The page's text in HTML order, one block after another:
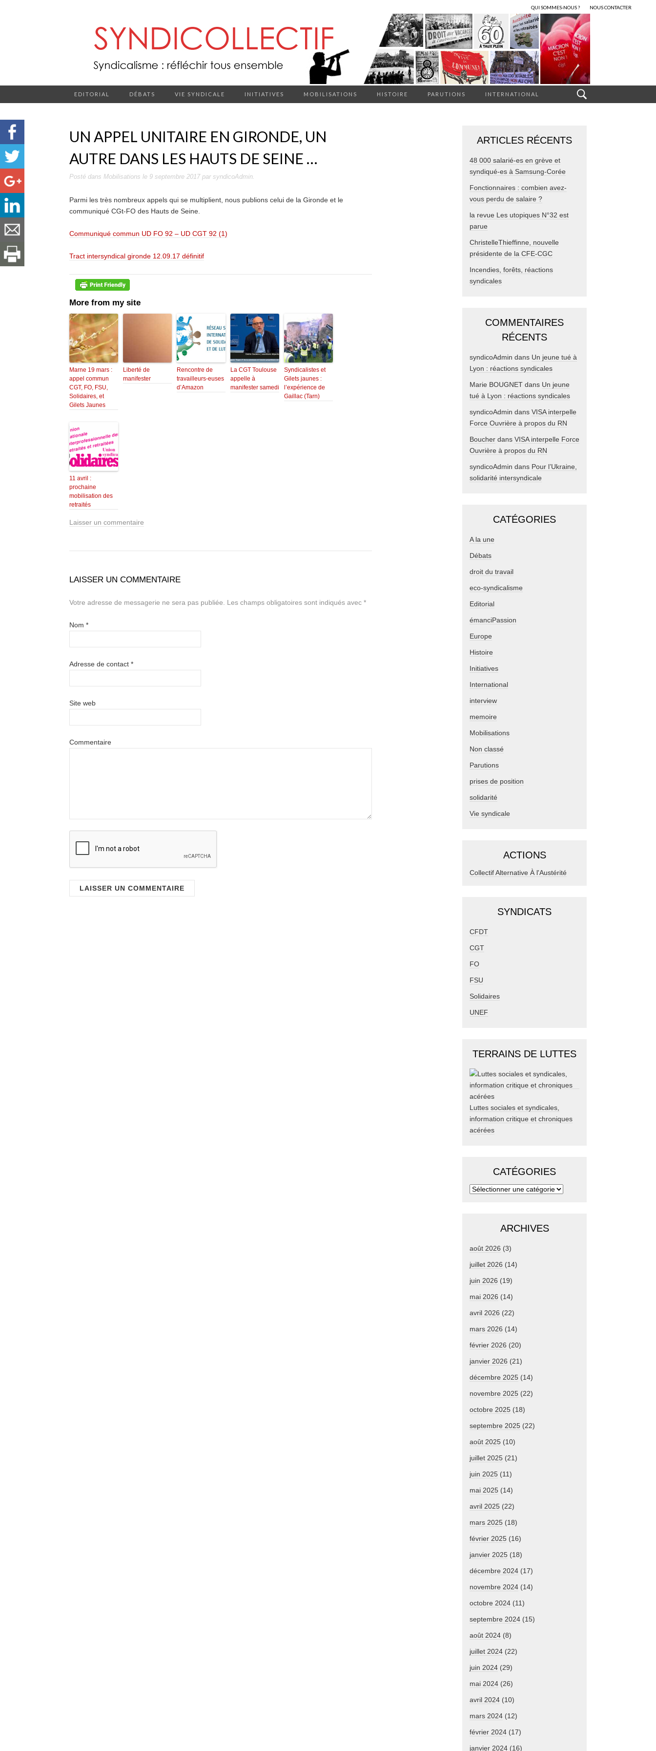
QUI SOMMES-NOUS ? NOUS CONTACTER
EDITORIAL DÉBATS VIE SYNDICALE INITIATIVES MOBILISATIONS HISTOIRE PARUTIONS INTERNATIONAL
UN APPEL UNITAIRE EN GIRONDE, UN
AUTRE DANS LES HAUTS DE SEINE …
Posté dans Mobilisations le 9 septembre 2017par syndicoAdmin.
Parmi les très nombreux appels qui se multiplient, nous publions celui de la Gironde et le
communiqué CGt-FO des Hauts de Seine.
Communiqué commun UD FO 92 – UD CGT 92 (1)
Tract intersyndical gironde 12.09.17 définitif
More from my site
Marne 19 mars :
appel commun
CGT, FO, FSU,
Solidaires, et
Gilets Jaunes
Liberté de
manifester
Rencontre de
travailleurs-euses
d’Amazon
La CGT Toulouse
appelle à
manifester samedi
Syndicalistes et
Gilets jaunes :
l’expérience de
Gaillac (Tarn)
11 avril :
prochaine
mobilisation des
retraités
Laisser un commentaire
LAISSER UN COMMENTAIRE
Votre adresse de messagerie ne sera pas publiée. Les champs obligatoires sont indiqués avec *
Nom *
Adresse de contact *
Site web
Commentaire
ARTICLES RÉCENTS
48 000 salarié-es en grève et
syndiqué-es à Samsung-Corée
Fonctionnaires : combien avez-
vous perdu de salaire ?
la revue Les utopiques N°32 est
parue
ChristelleThieffinne, nouvelle
présidente de la CFE-CGC
Incendies, forêts, réactions
syndicales
COMMENTAIRES
RÉCENTS
syndicoAdmin dans Un jeune tué à
Lyon : réactions syndicales
Marie BOUGNET dans Un jeune
tué à Lyon : réactions syndicales
syndicoAdmin dans VISA interpelle
Force Ouvrière à propos du RN
Boucher dans VISA interpelle Force
Ouvrière à propos du RN
syndicoAdmin dans Pour l’Ukraine,
solidarité intersyndicale
CATÉGORIES
A la une
Débats
droit du travail
eco-syndicalisme
Editorial
émanciPassion
Europe
Histoire
Initiatives
International
interview
memoire
Mobilisations
Non classé
Parutions
prises de position
solidarité
Vie syndicale
ACTIONS
Collectif Alternative À l'Austérité
SYNDICATS
CFDT
CGT
FO
FSU
Solidaires
UNEF
TERRAINS DE LUTTES
Luttes sociales et syndicales,
information critique et chroniques
acérées
CATÉGORIES
ARCHIVES
août 2026 (3)
juillet 2026 (14)
juin 2026 (19)
mai 2026 (14)
avril 2026 (22)
mars 2026 (14)
février 2026 (20)
janvier 2026 (21)
décembre 2025 (14)
novembre 2025 (22)
octobre 2025 (18)
septembre 2025 (22)
août 2025 (10)
juillet 2025 (21)
juin 2025 (11)
mai 2025 (14)
avril 2025 (22)
mars 2025 (18)
février 2025 (16)
janvier 2025 (18)
décembre 2024 (17)
novembre 2024 (14)
octobre 2024 (11)
septembre 2024 (15)
août 2024 (8)
juillet 2024 (22)
juin 2024 (29)
mai 2024 (26)
avril 2024 (10)
mars 2024 (12)
février 2024 (17)
janvier 2024 (16)